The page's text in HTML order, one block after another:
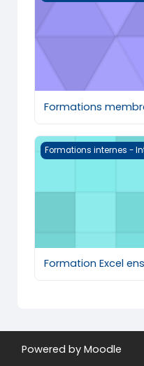
Formations
Formation Excel
Formations internes -
Formation Excel
Powered by Moodle